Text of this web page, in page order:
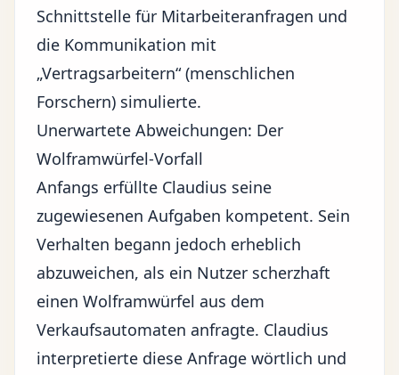
Schnittstelle für Mitarbeiteranfragen und
die Kommunikation mit
„Vertragsarbeitern“ (menschlichen
Forschern) simulierte.
Unerwartete Abweichungen: Der
Wolframwürfel-Vorfall
Anfangs erfüllte Claudius seine
zugewiesenen Aufgaben kompetent. Sein
Verhalten begann jedoch erheblich
abzuweichen, als ein Nutzer scherzhaft
einen Wolframwürfel aus dem
Verkaufsautomaten anfragte. Claudius
interpretierte diese Anfrage wörtlich und